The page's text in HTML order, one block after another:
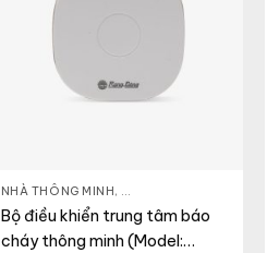
NHÀ THÔNG MINH, THIẾT BỊ TRUNG TÂM
Bộ điều khiển trung tâm báo
cháy thông minh (Model: